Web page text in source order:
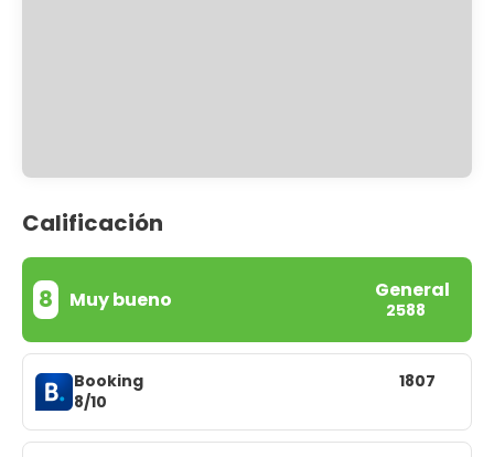
Calificación
8 Muy bueno General
2588
Booking
8/10
1807